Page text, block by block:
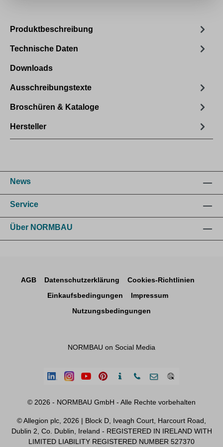
Produktbeschreibung
Downloads
Technische Daten
Ausschreibungstexte
Broschüren & Kataloge
Hersteller
News
Service
Über NORMBAU
AGB Datenschutzerklärung
Cookies-Richtlinien
Einkaufsbedingungen
Impressum
Nutzungsbedingungen
NORMBAU on Social Media
© 2026 - NORMBAU GmbH - Alle Rechte vorbehalten
© Allegion plc, 2026 | Block D, Iveagh Court, Harcourt Road,
Dublin 2, Co. Dublin, Ireland - REGISTERED IN IRELAND WITH
LIMITED LIABILITY REGISTERED NUMBER 527370